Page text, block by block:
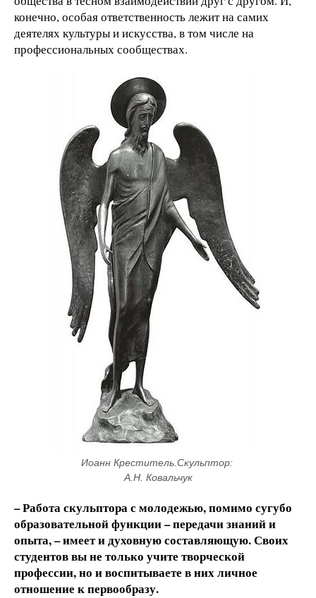
конечно, особая ответственность лежит на самих
деятелях культуры и искусства, в том числе на
профессиональных сообществах.
Иоанн Креститель.Скульптор:
А.Н. Ковальчук
– Работа скульптора с молодежью, помимо сугубо
образовательной функции – передачи знаний и
опыта, – имеет и духовную составляющую. Своих
студентов вы не только учите творческой
профессии, но и воспитываете в них личное
отношение к первообразу.